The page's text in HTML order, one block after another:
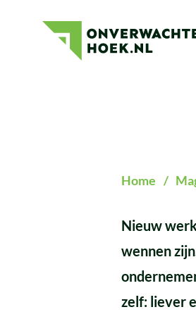
Onverwachte
Hoek
Home /
Nieuw
wennen
zelf: liever